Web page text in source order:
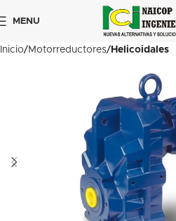
MENU
Inicio Motorreductores Helicoidales